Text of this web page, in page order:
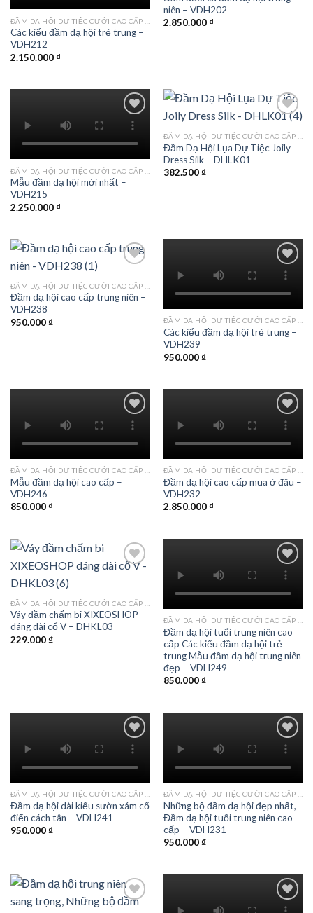
wishlist
Các kiểu đầm dạ hội trẻ trung –
VDH212
2.150.000₫
niên – VDH202
2.850.000₫
wishlist
Mẫu đầm dạ hội mới nhất –
VDH215
2.250.000₫
Add to
Đầm Dạ Hội Lụa Dự Tiệc Joily
Dress Silk – DHLK01
382.500₫
Add to
Đầm dạ hội cao cấp trung niên –
VDH238
950.000₫
wishlist
ĐẦM DẠ HỘI DỰ TIỆC CƯỚI CAO CẤP TPHCM
Các kiểu đầm dạ hội trẻ trung –
VDH239
950.000₫
wishlist
Mẫu đầm dạ hội cao cấp –
VDH246
850.000₫
wishlist
Đầm dạ hội cao cấp mua ở đâu –
VDH232
2.850.000₫
Add to
wishlist
Váy đầm chấm bi XIXEOSHOP
dáng dài cổ V – DHKL03
229.000₫
wishlist
Đầm dạ hội tuổi trung niên cao
cấp Các kiểu đầm dạ hội trẻ
trung Mẫu đầm dạ hội trung niên
đẹp – VDH249
850.000₫
wishlist
Đầm dạ hội dài kiểu sườn xám cổ
điển cách tân – VDH241
950.000₫
wishlist
Những bộ đầm dạ hội đẹp nhất,
Đầm dạ hội tuổi trung niên cao
cấp – VDH231
950.000₫